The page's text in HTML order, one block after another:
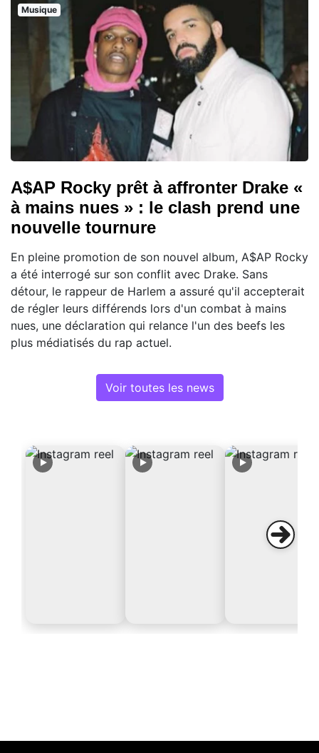
Musique
A$AP Rocky prêt à affronter Drake «
à mains nues » : le clash prend une
nouvelle tournure
En pleine promotion de son nouvel album, A$AP Rocky
a été interrogé sur son conflit avec Drake. Sans
détour, le rappeur de Harlem a assuré qu'il accepterait
de régler leurs différends lors d'un combat à mains
nues, une déclaration qui relance l'un des beefs les
plus médiatisés du rap actuel.
Voir toutes les news